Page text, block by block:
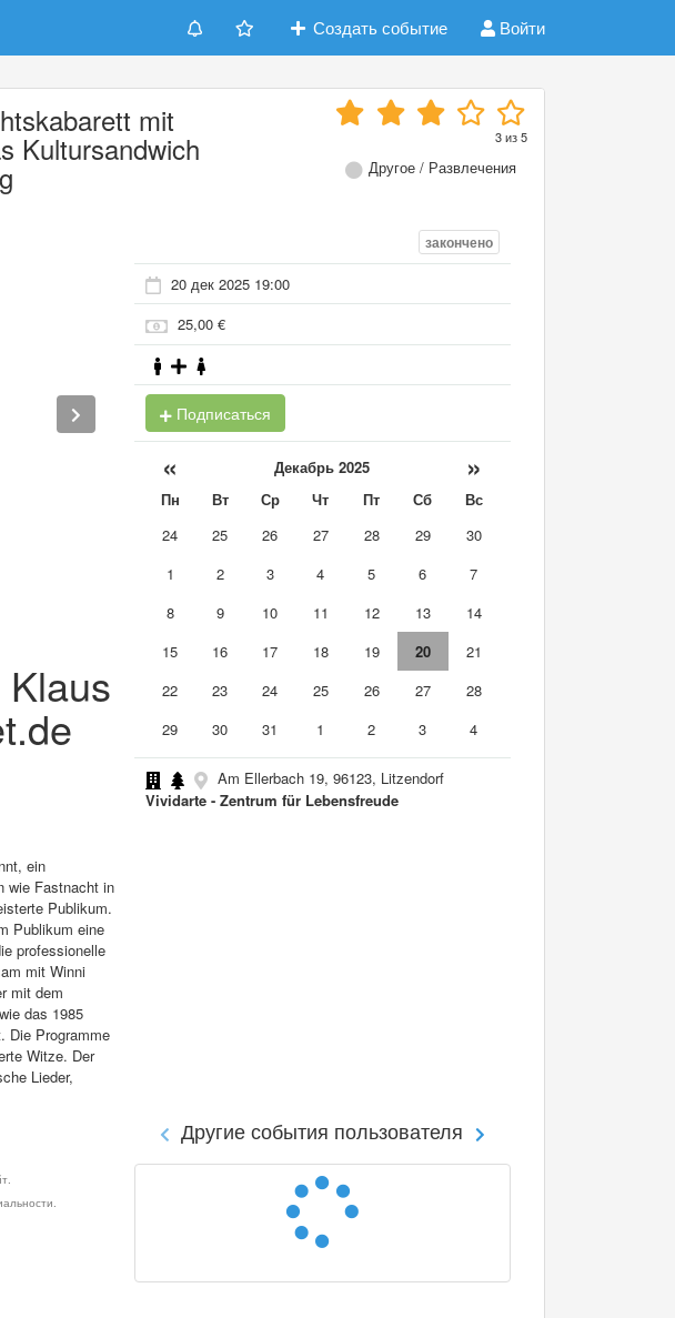
Создать событие Войти
mit
Kultursandwich 3из5
Другое / Развлечения
ein
wie Fastnacht in
Publikum.
Publikum eine
professionelle
mit Winni
mit dem
das 1985
Die Programme
Witze. Der
Lieder,
закончено
20 дек 2025 19:00
25,00 €
Подписаться
« Декабрь 2025 »
Пн Вт Ср Чт Пт Сб
Вс
24
25 26 27 28 29
30
1
2 3 4 5 6
7
8
9 10 11 12 13
14
15
16 17 18 19 20
21
22
23 24 25 26 27
28
29
30 31 1 2 3 4
Am Ellerbach 19, 96123, Litzendorf
Vividarte - Zentrum für Lebensfreude
Другие события пользователя